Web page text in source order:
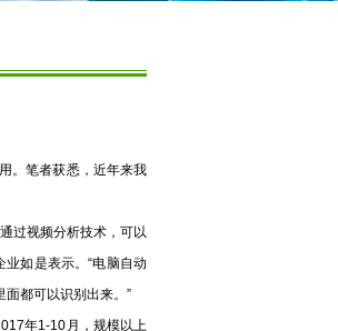
。笔者获悉，近年来我
过视频分析技术，可以
如是表示。“电脑自动
都可以识别出来。”
年1-10月，规模以上